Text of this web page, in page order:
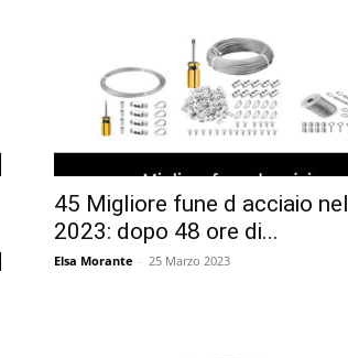
45 Migliore fune d acciaio nel
2023: dopo 48 ore di...
Elsa Morante - 25 Marzo 2023